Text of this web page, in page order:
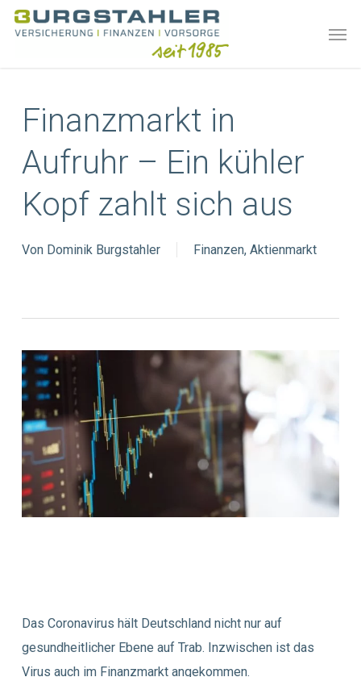
Skip
Finanzmarkt in
Aufruhr – Ein kühler
Kopf zahlt sich aus
Von Dominik Burgstahler Finanzen, Aktienmarkt
Das Coronavirus hält Deutschland nicht nur auf
gesundheitlicher Ebene auf Trab. Inzwischen ist das
Virus auch im Finanzmarkt angekommen.